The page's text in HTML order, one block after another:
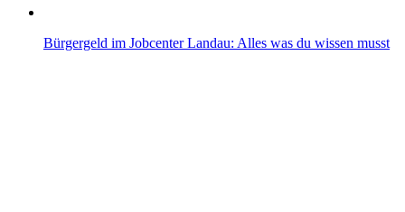
Bürgergeld im Jobcenter Landau: Alles was du wissen musst